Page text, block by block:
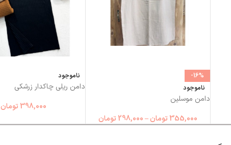
-16%
ناموجود
دامن موسلین
355,000 تومان–
298,000 تومان
ناموجود
دامن ریلی چاکدار زرشکی
398,000 تومان